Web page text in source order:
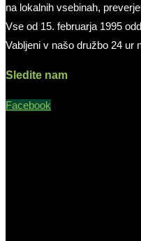
na lokalnih vsebinah,
Vse od 15. februarja 1995
Vabljeni v našo družbo 24 ur
Sledite nam
Facebook